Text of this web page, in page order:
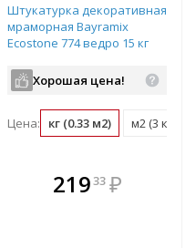
ведро (15 кг)
В комплекте
всегда выгоднее!
Штукатурка декоративная
мраморная Bayramix
Ecostone 774 ведро 15 кг
Хорошая цена!
Цена: кг (0.33 м2) м2 (3 кг)
21933 ₽